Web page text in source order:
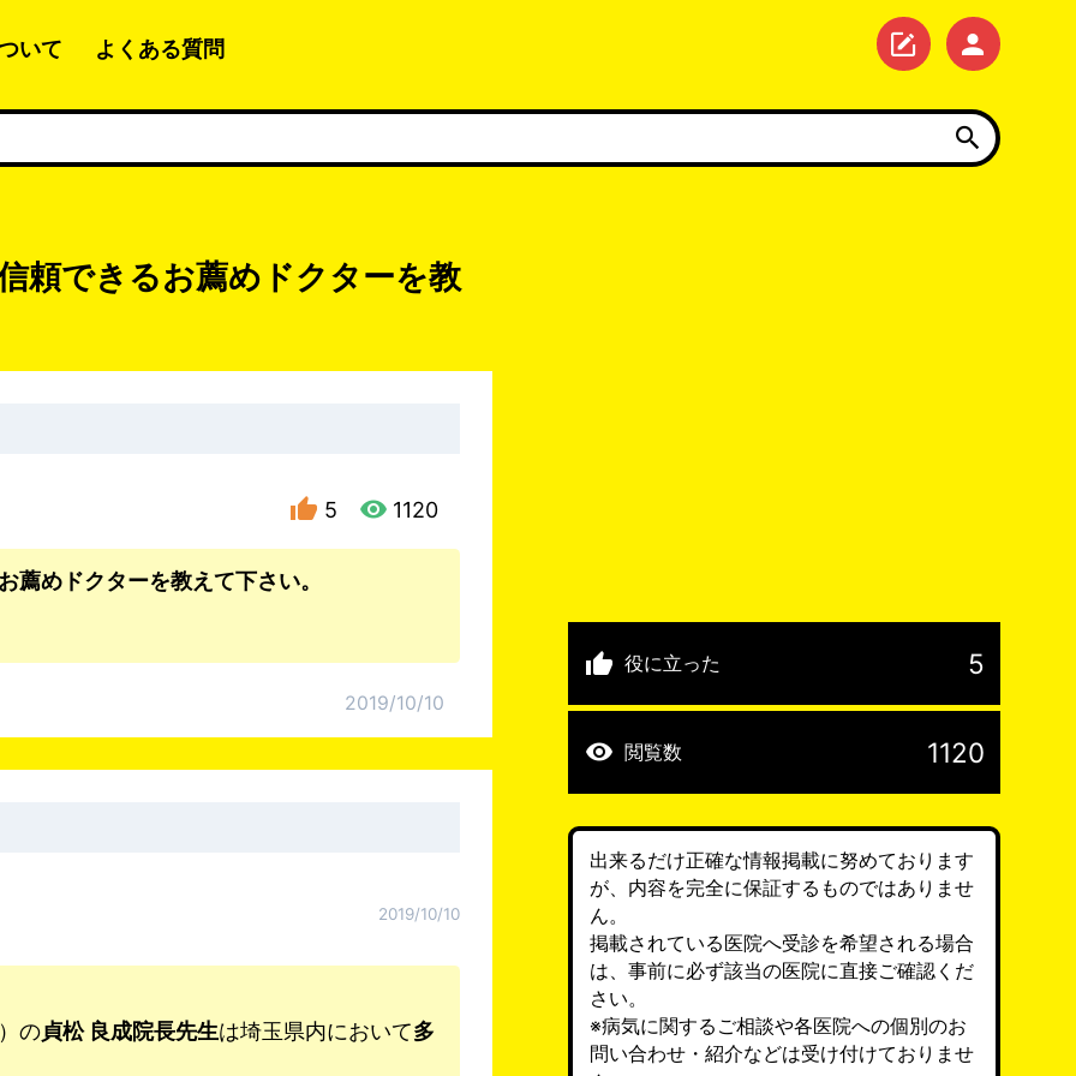
いて よくある質問
頼できるお薦めドクターを教
5 1120
めドクターを教えて下さい。
2019/10/10
2019/10/10
の貞松 良成院長先生は埼玉県内において多
役に立った 5
閲覧数 1120
出来るだけ正確な情報掲載に努めております
が、内容を完全に保証するものではありませ
ん。
掲載されている医院へ受診を希望される場合
は、事前に必ず該当の医院に直接ご確認くだ
さい。
※病気に関するご相談や各医院への個別のお
問い合わせ・紹介などは受け付けておりませ